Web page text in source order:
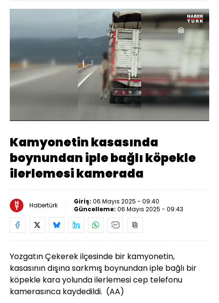
Aç
Yüklendi:
100.00%
Oynatma
Hızı
Kamyonetin kasasında
boynundan iple bağlı köpekle
ilerlemesi kamerada
Habertürk Giriş: 06 Mayıs 2025 - 09:40
Güncelleme: 06 Mayıs 2025 - 09:43
Yozgatın Çekerek ilçesinde bir kamyonetin,
kasasının dışına sarkmış boynundan iple bağlı bir
köpekle kara yolunda ilerlemesi cep telefonu
kamerasınca kaydedildi. (AA)